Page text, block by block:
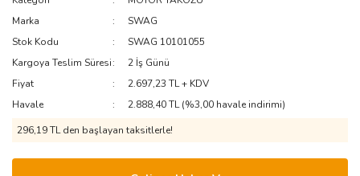
Marka
SWAG
Stok Kodu
SWAG 10101055
Kargoya Teslim Süresi
2 İş Günü
Fiyat
2.697,23 TL + KDV
Havale
2.888,40 TL (%3,00 havale indirimi)
296,19 TL den başlayan taksitlerle!